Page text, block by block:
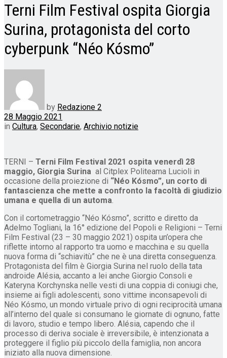
Terni Film Festival ospita Giorgia
Surina, protagonista del corto
cyberpunk “Néo Kósmo”
by Redazione 2
28 Maggio 2021
in Cultura, Secondarie, Archivio notizie
TERNI – Terni Film Festival 2021 ospita venerdì 28
maggio, Giorgia Surina al Citplex Politeama Lucioli in
occasione della proiezione di “Néo Kósmo”, un corto di
fantascienza che mette a confronto la facoltà di giudizio
umana e quella di un automa.
Con il cortometraggio “Néo Kósmo”, scritto e diretto da
Adelmo Togliani, la 16° edizione del Popoli e Religioni – Terni
Film Festival (23 – 30 maggio 2021) ospita un’opera che
riflette intorno al rapporto tra uomo e macchina e su quella
nuova forma di “schiavitù” che ne è una diretta conseguenza.
Protagonista del film è Giorgia Surina nel ruolo della tata
androide Alésia, accanto a lei anche Giorgio Consoli e
Kateryna Korchynska nelle vesti di una coppia di coniugi che,
insieme ai figli adolescenti, sono vittime inconsapevoli di
Néo Kósmo, un mondo virtuale privo di ogni reciprocità umana
all’interno del quale si consumano le giornate di ognuno, fatte
di lavoro, studio e tempo libero. Alésia, capendo che il
processo di deriva sociale è irreversibile, è intenzionata a
proteggere il figlio più piccolo della famiglia, non ancora
iniziato alla nuova dimensione.